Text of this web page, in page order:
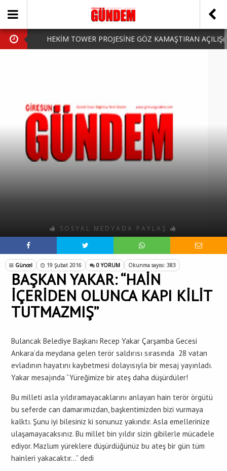
HEKİM TOWER PROJESİNE GÖZ KAMAŞTIRAN AÇILIŞ
HARUN CİCİ: VİDEOYU GÖRÜNCE GÖZLERİM DOLDU
SOSYAL MEDYADA PAYLAŞ
Güncel 19 Şubat 2016 0 YORUM Okunma sayısı: 383
BAŞKAN YAKAR: “HAİN
İÇERİDEN OLUNCA KAPI KİLİT
TUTMAZMIŞ”
Bulancak Belediye Başkanı Recep Yakar Çarşamba Gecesi
Ankara’da meydana gelen terör saldırısı sırasında 28 vatan
evladının hayatını kaybetmesi dolayısıyla bir mesaj yayınladı.
Yakar mesajında “Yüreğimize bir ateş daha düşürdüler!
Bu milleti asla yıldıramayacaklarını anlayan hain terör örgütü
bu seferde can damarımızdan, başkentimizden bizi vurmaya
kalktı. Şunu iyi bilesiniz ki sonunuz yakındır. Asla emellerinize
ulaşamayacaksınız. Bu millet bin yıldır sizin gibilerle mücadele
ediyor. Mazlum yüreklere düşürdüğünüz bu ateş bir gün tüm
hainleri yakacaktır…” dedi